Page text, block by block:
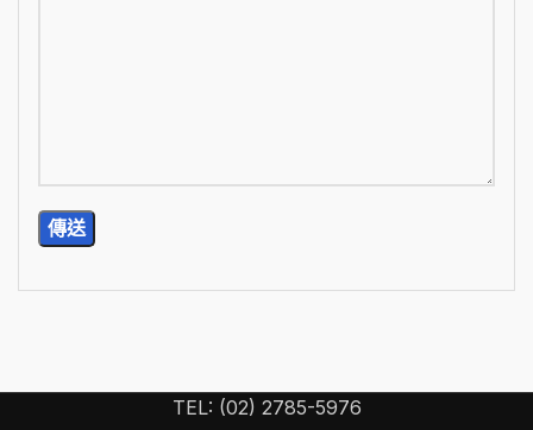
TEL: (02) 2785-5976